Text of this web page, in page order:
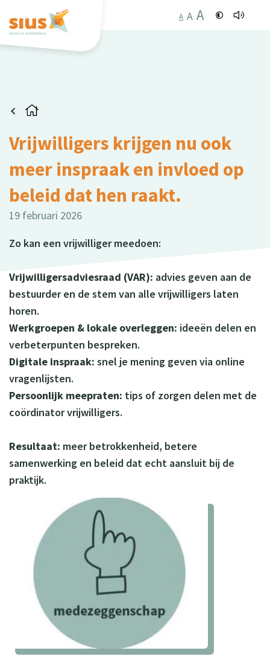
A A A
Vrijwilligers krijgen nu ook
meer inspraak en invloed op
beleid dat hen raakt.
19 februari 2026
Zo kan een vrijwilliger meedoen:
Vrijwilligersadviesraad (VAR): advies geven aan de
bestuurder en de stem van alle vrijwilligers laten
horen.
Werkgroepen & lokale overleggen: ideeën delen en
verbeterpunten bespreken.
Digitale inspraak: snel je mening geven via online
vragenlijsten.
Persoonlijk meepraten: tips of zorgen delen met de
coördinator vrijwilligers.
Resultaat: meer betrokkenheid, betere
samenwerking en beleid dat echt aansluit bij de
praktijk.